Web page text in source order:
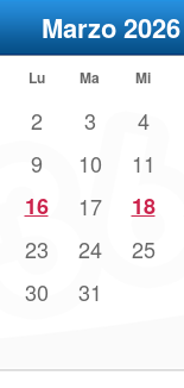
Marzo 2026
Lu Ma Mi
2 3 4
9 10 11
16 17 18
23 24 25
30 31